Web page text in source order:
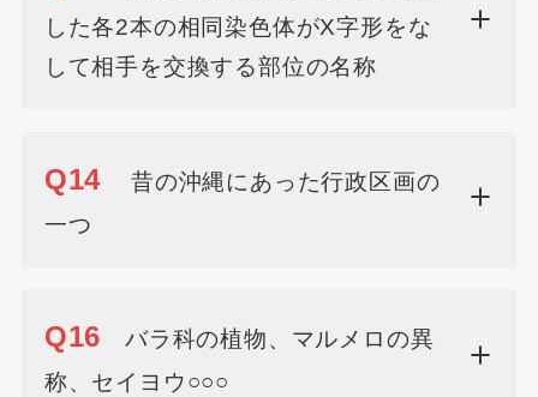
した各2本の相同染色体がX字形をな
して相手を交換する部位の名称
Q14
昔の沖縄にあった行政区画の
一つ
Q16 バラ科の植物、マルメロの異
称、セイヨウ○○○